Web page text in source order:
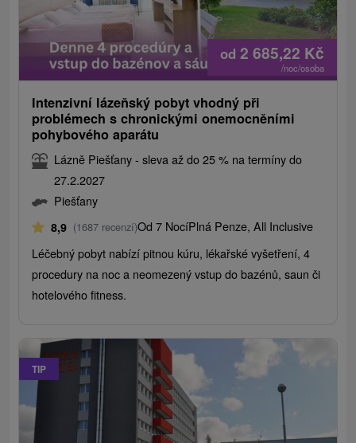
od 2 685,22 Kč
/noc/osoba
Intenzivní lázeňský pobyt vhodný při
problémech s chronickými onemocněními
pohybového aparátu
Lázně Piešťany - sleva až do 25 % na termíny do
27.2.2027
Piešťany
8,9 (1687 recenzí)Od 7 NocíPlná Penze, All Inclusive
Léčebný pobyt nabízí pitnou kúru, lékařské vyšetření, 4
procedury na noc a neomezený vstup do bazénů, saun či
hotelového fitness.
TIP